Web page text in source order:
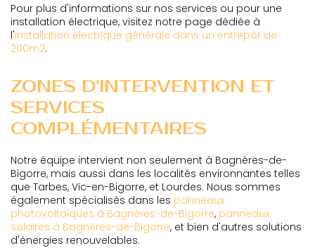
Pour plus d'informations sur nos services ou pour une
installation électrique, visitez notre page dédiée à
l'Installation électrique générale dans un entrepôt de
200m2.
ZONES D'INTERVENTION ET
SERVICES
COMPLÉMENTAIRES
Notre équipe intervient non seulement à Bagnères-de-
Bigorre, mais aussi dans les localités environnantes telles
que Tarbes, Vic-en-Bigorre, et Lourdes. Nous sommes
également spécialisés dans les panneaux
photovoltaïques à Bagnères-de-Bigorre, panneaux
solaires à Bagnères-de-Bigorre, et bien d'autres solutions
d'énergies renouvelables.